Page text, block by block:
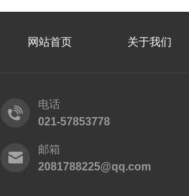
网站首页 关于我们
电话
021-57853778
邮箱
2081788225@qq.com